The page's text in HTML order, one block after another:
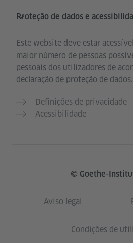
Proteção de dados e
Este website deve estar
maior número de pessoas
pessoais dos utilizadores de
declaração de proteção de dados.
Definições de privacidade
Acessibilidade
© Goethe-
Aviso legal
Condições de